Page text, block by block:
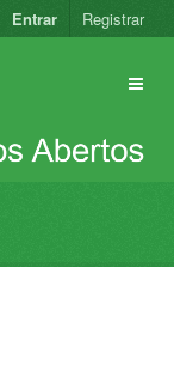
Entrar Registrar